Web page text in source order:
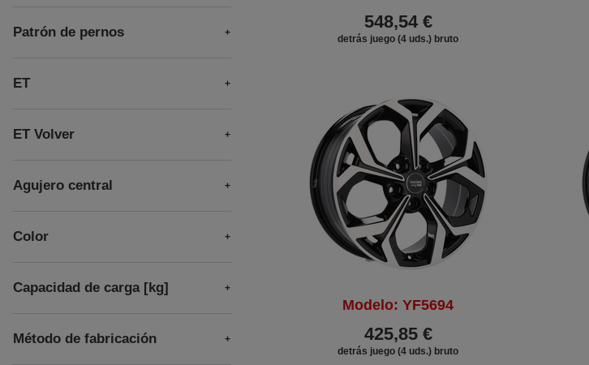
Patrón de pernos
ET
ET Volver
Agujero central
Color
Capacidad de carga [kg]
Método de fabricación
548,54 €
detrás juego (4 uds.) bruto
Modelo: YF5694
425,85 €
detrás juego (4 uds.) bruto